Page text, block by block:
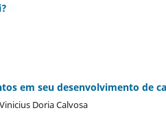
em seu desenvolvimento de
Doria Calvosa